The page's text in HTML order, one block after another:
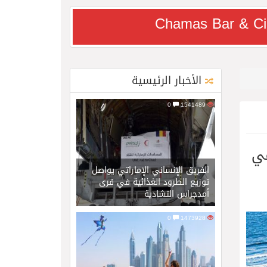
Chamas Bar &
الأخبار الرئيسية
1541489
الفريق الإنساني الإماراتي يواصل
توزيع الطرود الغذائية في قرى
أمدجراس التشادية
1473928